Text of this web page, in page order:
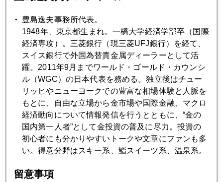
1月 2月 3月
7月 8月 9月 10月 11月 12月
2018年11月30日
どうなる来年の金価格
2018年11月30日
市場揺らす二人のタカ派
原油、サウジ米露協調シナリオ
豊島逸夫事務所代表。
1948年、東京都生まれ。一橋大学経済学部卒（国際
経済専攻）。三菱銀行（現三菱UFJ銀行）を経て、
スイス銀行で外国為替貴金属ディーラーとして活
躍。2011年9月までワールド・ゴールド・カウンシ
ル（WGC）の日本代表を務める。独立後はチュー
リッヒやニューヨークでの豊富な相場体験と人脈を
もとに、自由な立場から金市場や国際金融、マクロ
経済動向について情報発信を行うとともに、“金の
国内第一人者”として金投資の普及に尽力。投資の
初心者にも分かりやすいトークや文章にファンも多
い。得意分野はスキー系、鮨スイーツ系、温泉系。
留意事項